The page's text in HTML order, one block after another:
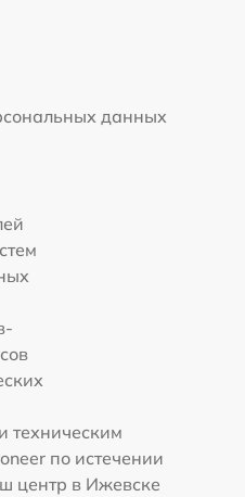
данных
техническим
по истечении
центр в Ижевске